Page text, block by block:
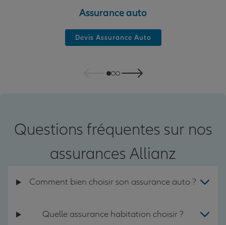
Assurance auto
Devis Assurance Auto
Questions fréquentes sur nos
assurances Allianz
Comment bien choisir son assurance auto ?
Quelle assurance habitation choisir ?